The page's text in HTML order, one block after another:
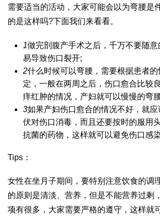
需要适当的活动，大家可能会以为弯腰是
的是这样吗?下面我们来看看。
1做完剖腹产手术之后，千万不要随
易导致伤口裂开;
2什么时候可以弯腰，需要根据患者
定，一般在两周之后，伤口愈合比较
痒红肿的情况，产妇就可以慢慢的弯
3如果产妇伤口愈合的情况不好，就
伏对伤口消毒，而且还要按时的服用
抗菌的药物，这样就可以避免伤口感染
Tips：
女性在坐月子期间，要特别注意饮食的调
的原则是清淡、营养，但是不能营养过剩
项有很多，大家需要严格的遵守，这样就